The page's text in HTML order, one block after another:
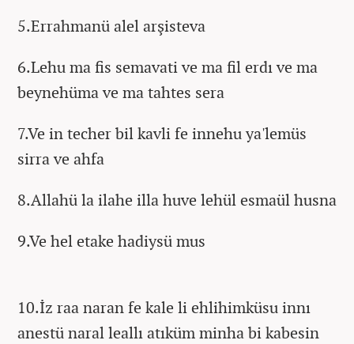
5.Errahmanü alel arşisteva
6.Lehu ma fis semavati ve ma fil erdı ve ma
beynehüma ve ma tahtes sera
7.Ve in techer bil kavli fe innehu ya'lemüs
sirra ve ahfa
8.Allahü la ilahe illa huve lehül esmaül husna
9.Ve hel etake hadiysü mus
10.İz raa naran fe kale li ehlihimküsu innı
anestü naral leallı atıküm minha bi kabesin